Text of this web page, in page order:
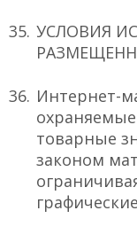
УСЛОВИЯ
Интернет-
товарные
законом